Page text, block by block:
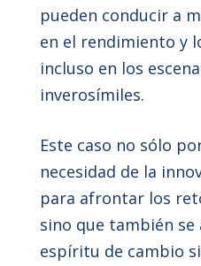
pueden conducir a
en el rendimiento y
incluso en los
inverosímiles.
Este caso no sólo
necesidad de la
para afrontar los
sino que también se
espíritu de cambio